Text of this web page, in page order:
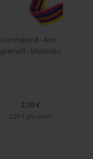
Gummiband - 4cm -
gestreift - Multicolor
2,20 €
2,20 € pro Meter